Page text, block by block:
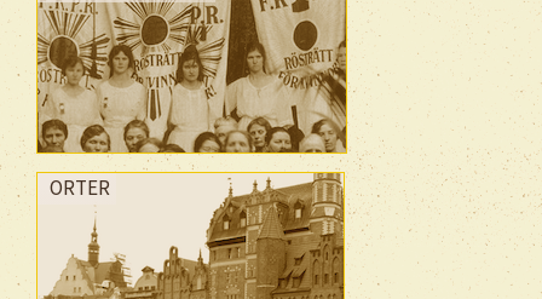
ORTER